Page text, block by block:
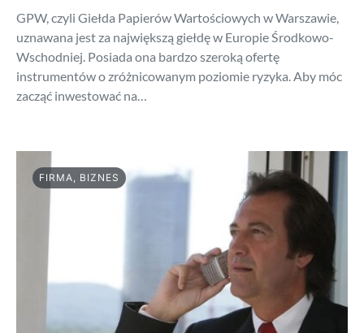
GPW, czyli Giełda Papierów Wartościowych w Warszawie,
uznawana jest za największą giełdę w Europie Środkowo-
Wschodniej. Posiada ona bardzo szeroką ofertę
instrumentów o zróżnicowanym poziomie ryzyka. Aby móc
zacząć inwestować na…
FIRMA, BIZNES